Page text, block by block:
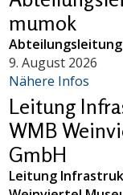
mumok
Abteilungsleitung
9. August 2026
Nähere Infos
Leitung
WMB
GmbH
Leitung